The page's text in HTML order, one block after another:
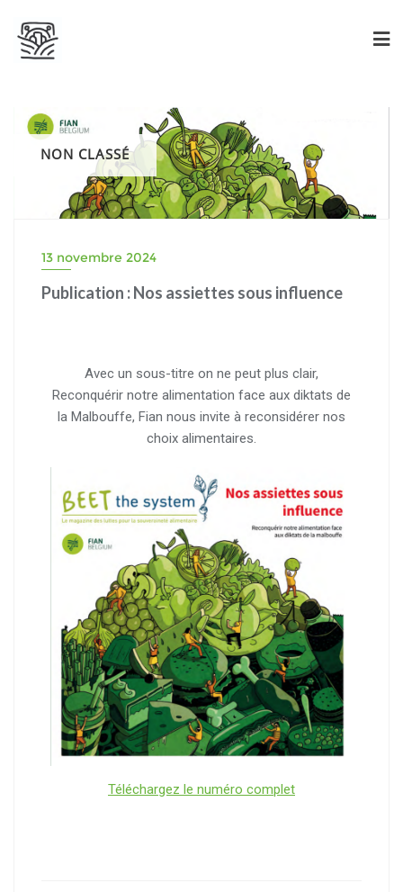
NON CLASSÉ
13 novembre 2024
Publication : Nos assiettes sous influence
Avec un sous-titre on ne peut plus clair,
Reconquérir notre alimentation face aux diktats de
la Malbouffe, Fian nous invite à reconsidérer nos
choix alimentaires.
Téléchargez le numéro complet